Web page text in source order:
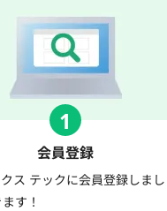
1
会員登録
ス テックに会員登録しまし
す！